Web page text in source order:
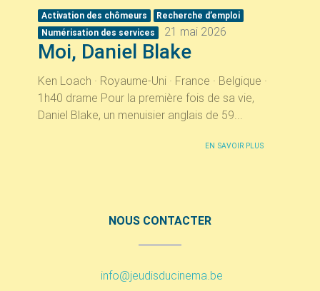
Activation des chômeurs
Recherche d’emploi
Numérisation des services
21 mai 2026
Moi, Daniel Blake
Ken Loach · Royaume-Uni · France · Belgique ·
1h40 drame Pour la première fois de sa vie,
Daniel Blake, un menuisier anglais de 59...
EN SAVOIR PLUS
NOUS CONTACTER
info@jeudisducinema.be